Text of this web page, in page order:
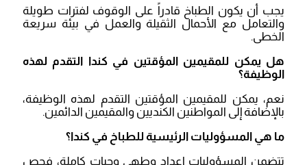
يجب أن يكون الطباخ قادراً على الوقوف لفترات طويلة
والتعامل مع الأحمال الثقيلة والعمل في بيئة سريعة
الخطى.
هل يمكن للمقيمين المؤقتين في كندا التقدم لهذه
الوظيفة؟
نعم، يمكن للمقيمين المؤقتين التقدم لهذه الوظيفة،
بالإضافة إلى المواطنين الكنديين والمقيمين الدائمين.
ما هي المسؤوليات الرئيسية للطباخ في كندا؟
تتضمن المسؤوليات إعداد وطهي وجبات كاملة، فحص